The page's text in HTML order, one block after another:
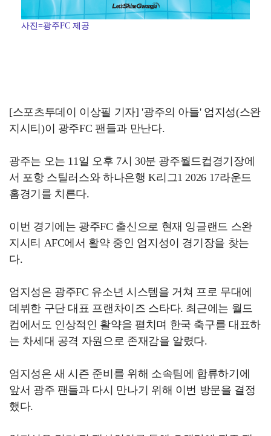
사진=광주FC 제공
[스포츠투데이 이상필 기자] '광주의 아들' 엄지성(스완
지시티)이 광주FC 팬들과 만난다.
광주는 오는 11일 오후 7시 30분 광주월드컵경기장에
서 포항 스틸러스와 하나은행 K리그1 2026 17라운드
홈경기를 치른다.
이번 경기에는 광주FC 출신으로 현재 잉글랜드 스완
지시티 AFC에서 활약 중인 엄지성이 경기장을 찾는
다.
엄지성은 광주FC 유소년 시스템을 거쳐 프로 무대에
데뷔한 구단 대표 프랜차이즈 스타다. 최근에는 월드
컵에서도 인상적인 활약을 펼치며 한국 축구를 대표하
는 차세대 공격 자원으로 존재감을 알렸다.
엄지성은 새 시즌 준비를 위해 소속팀에 합류하기에
앞서 광주 팬들과 다시 만나기 위해 이번 방문을 결정
했다.